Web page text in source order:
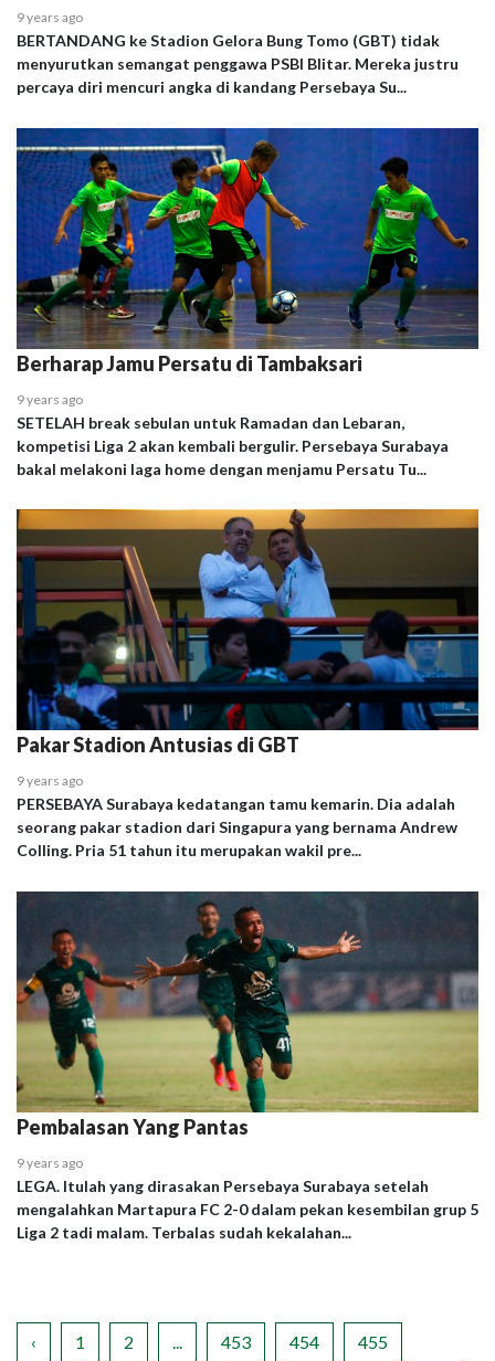
9 years ago
BERTANDANG ke Stadion Gelora Bung Tomo (GBT) tidak
menyurutkan semangat penggawa PSBI Blitar. Mereka justru
percaya diri mencuri angka di kandang Persebaya Su...
Berharap Jamu Persatu di Tambaksari
9 years ago
SETELAH break sebulan untuk Ramadan dan Lebaran,
kompetisi Liga 2 akan kembali bergulir. Persebaya Surabaya
bakal melakoni laga home dengan menjamu Persatu Tu...
Pakar Stadion Antusias di GBT
9 years ago
PERSEBAYA Surabaya kedatangan tamu kemarin. Dia adalah
seorang pakar stadion dari Singapura yang bernama Andrew
Colling. Pria 51 tahun itu merupakan wakil pre...
Pembalasan Yang Pantas
9 years ago
LEGA. Itulah yang dirasakan Persebaya Surabaya setelah
mengalahkan Martapura FC 2-0 dalam pekan kesembilan grup 5
Liga 2 tadi malam. Terbalas sudah kekalahan...
‹ 1 2 453 454
455